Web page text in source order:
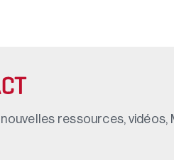
ressources,